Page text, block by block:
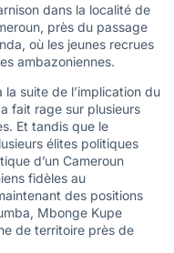
dans la localité de
près du passage
où les jeunes recrues
ambazoniennes.
suite de l’implication du
fait rage sur plusieurs
Et tandis que le
élites politiques
d’un Cameroun
fidèles au
des positions
Mbonge Kupe
de territoire près de